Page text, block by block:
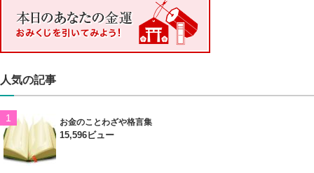
人気の記事
お金のことわざや格言集
15,596ビュー